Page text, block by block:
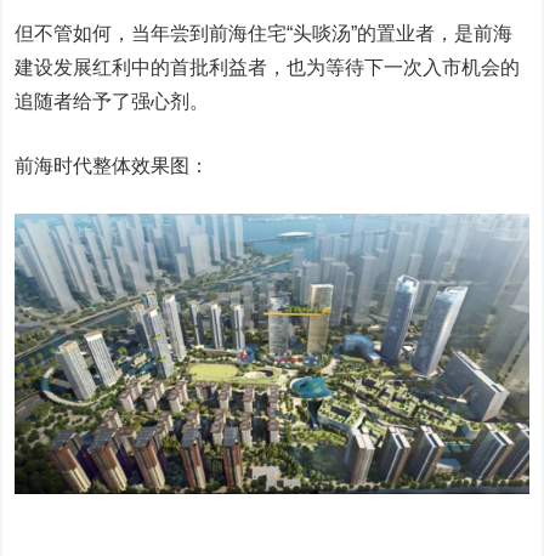
但不管如何，当年尝到前海住宅“头啖汤”的置业者，是前海
建设发展红利中的首批利益者，也为等待下一次入市机会的
追随者给予了强心剂。
前海时代整体效果图：